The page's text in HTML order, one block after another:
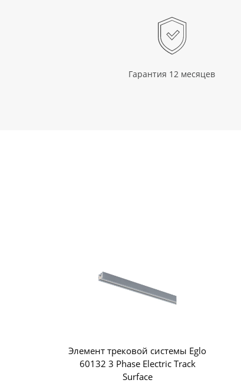
Гарантия 12 месяцев
Элемент трековой системы Eglo
60132 3 Phase Electric Track
Surface